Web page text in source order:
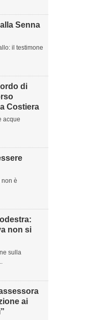
Senna
il testimone
di
Costiera
acque
è
non si
sulla
ai